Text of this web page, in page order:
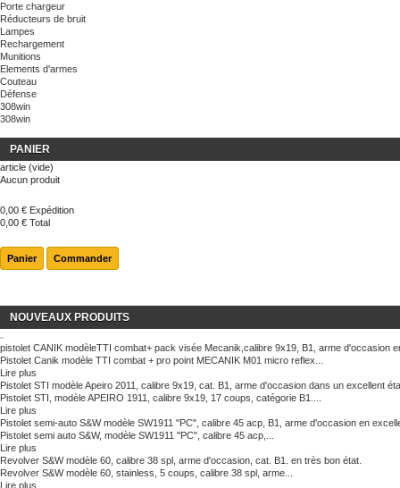
Porte chargeur
Réducteurs de bruit
Lampes
Rechargement
Munitions
Elements d'armes
Couteau
Défense
308win
308win
PANIER
article (vide)
Aucun produit
0,00 € Expédition
0,00 € Total
Panier Commander
NOUVEAUX PRODUITS
pistolet CANIK modèleTTI combat+ pack visée Mecanik,calibre 9x19, B1, arme d'occasion
Pistolet Canik modèle TTI combat + pro point MECANIK M01 micro reflex...
Lire plus
Pistolet STI modèle Apeiro 2011, calibre 9x19, cat. B1, arme d'occasion dans un excellent
Pistolet STI, modèle APEIRO 1911, calibre 9x19, 17 coups, catégorie B1....
Lire plus
Pistolet semi-auto S&W modèle SW1911 "PC", calibre 45 acp, B1, arme d'occasion en
Pistolet semi auto S&W, modèle SW1911 "PC", calibre 45 acp,...
Lire plus
Revolver S&W modèle 60, calibre 38 spl, arme d'occasion, cat. B1. en très bon état.
Revolver S&W modèle 60, stainless, 5 coups, calibre 38 spl, arme...
Lire plus